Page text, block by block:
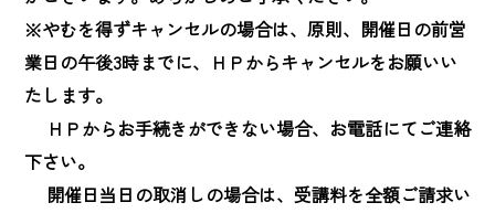
※やむを得ずキャンセルの場合は、原則、開催日の前営
業日の午後3時までに、ＨＰからキャンセルをお願いい
たします。
ＨＰからお手続きができない場合、お電話にてご連絡
下さい。
開催日当日の取消しの場合は、受講料を全額ご請求い